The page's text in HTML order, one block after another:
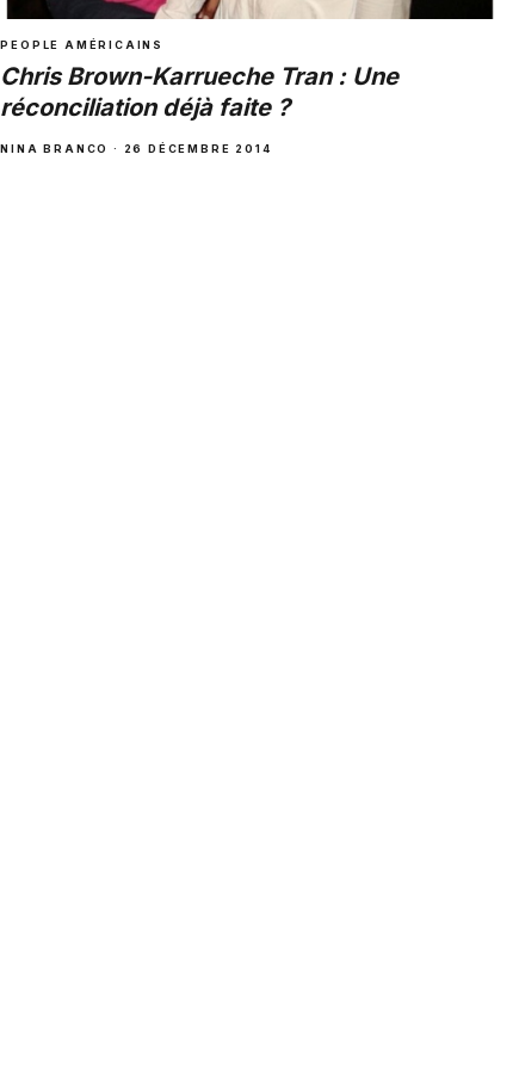
PEOPLE AMÉRICAINS
Chris Brown-Karrueche Tran : Une
réconciliation déjà faite ?
NINA BRANCO · 26 DÉCEMBRE 2014